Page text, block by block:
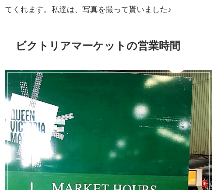
てくれます。私達は、写真を撮って貰いました♪
ビクトリアマーケットの営業時間